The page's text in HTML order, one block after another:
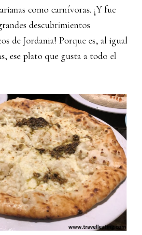
como carnívoras. ¡Y fue
descubrimientos
de Jordania! Porque es, al igual
ese plato que gusta a todo el